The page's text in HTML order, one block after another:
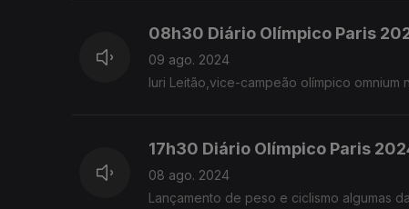
08h30 Diário Olímpico Paris
09 ago. 2024
Iuri Leitão,vice-campeão olímpico omnium
17h30 Diário Olímpico Paris
08 ago. 2024
Lançamento de peso e ciclismo algumas